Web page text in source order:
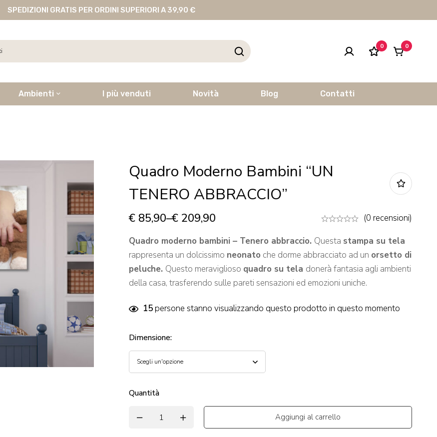
SPEDIZIONI GRATIS PER ORDINI SUPERIORI A 39,90 €
0 0
Ambienti I più venduti Novità Blog Contatti
Quadro Moderno Bambini “UN
TENERO ABBRACCIO”
€ 85,90–€ 209,90
(0 recensioni)
Quadro moderno bambini – Tenero abbraccio. Questa stampa su tela
rappresenta un dolcissimo neonato che dorme abbracciato ad un orsetto di
peluche. Questo meraviglioso quadro su tela donerà fantasia agli ambienti
della casa, trasferendo sulle pareti sensazioni ed emozioni uniche.
15persone stanno visualizzando questo prodotto in questo momento
Dimensione:
Quantità
Aggiungi al carrello